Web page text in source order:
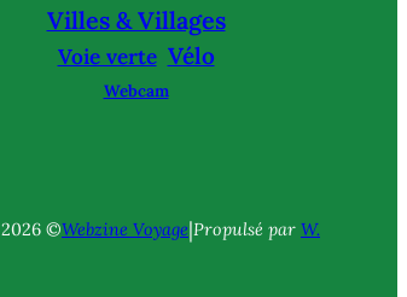
Villes & Villages
Voie verte Vélo
Webcam
2026 ©Webzine Voyage|Propulsé par W.